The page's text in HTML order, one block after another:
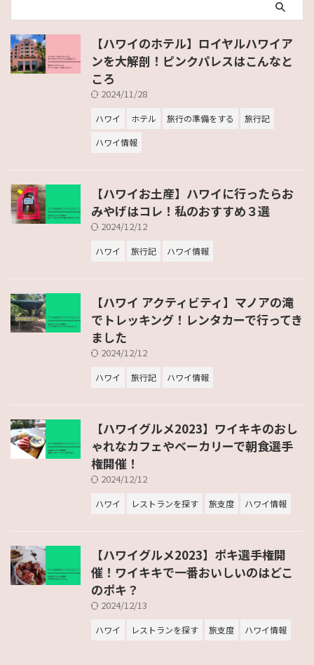
【ハワイのホテル】ロイヤルハワイア
ンを大解剖！ピンクパレスはこんなと
ころ
2024/11/28
ハワイ ホテル 旅行の準備をする
旅行記
ハワイ情報
【ハワイお土産】ハワイに行ったらお
みやげはコレ！私のおすすめ３選
2024/12/12
ハワイ 旅行記 ハワイ情報
【ハワイ アクティビティ】マノアの滝
でトレッキング！レンタカーで行ってき
ました
2024/12/12
ハワイ 旅行記 ハワイ情報
【ハワイグルメ2023】ワイキキのおし
ゃれなカフェやベーカリーで朝食選手
権開催！
2024/12/12
ハワイ レストランを探す 旅支度 ハワイ情報
【ハワイグルメ2023】ポキ選手権開
催！ワイキキで一番おいしいのはどこ
のポキ？
2024/12/13
ハワイ レストランを探す 旅支度 ハワイ情報